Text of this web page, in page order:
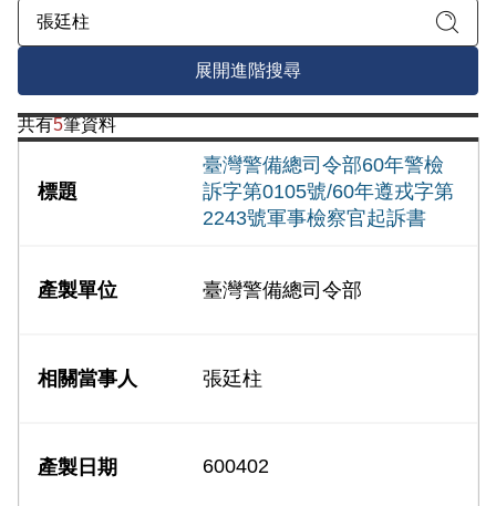
意見信箱
展開進階搜尋
共有5筆資料
臺灣警備總司令部60年警檢
訴字第0105號/60年遵戎字第
2243號軍事檢察官起訴書
臺灣警備總司令部
張廷柱
600402